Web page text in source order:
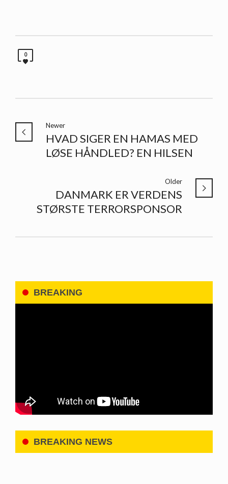
0
Newer
HVAD SIGER EN HAMAS MED
LØSE HÅNDLED? EN HILSEN
Older
DANMARK ER VERDENS
STØRSTE TERRORSPONSOR
BREAKING
BREAKING NEWS